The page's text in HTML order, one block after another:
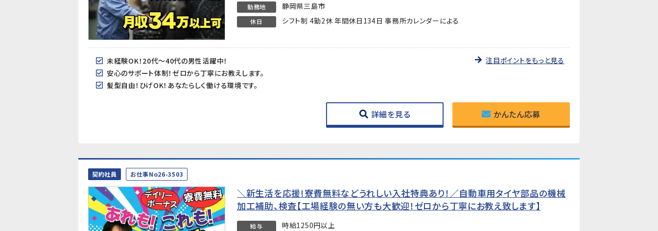
勤務地 静岡県三島市
休日 シフト制 4勤2休 年間休日134日 事務所カレンダーによる
未経験OK！20代～40代の男性活躍中！
安心のサポート体制！ゼロから丁寧にお教えします。
髪型自由！ひげOK！あなたらしく働ける環境です。
注目ポイントをもっと見る
詳細を見る かんたん応募
契約社員 お仕事No26-3503
＼新生活を応援!寮費無料などうれしい入社特典あり！／自動車用タイヤ部品の機械
加工補助、検査【工場経験の無い方も大歓迎！ゼロから丁寧にお教え致します】
給与 時給1250円以上